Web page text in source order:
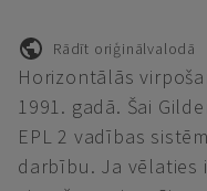
Rādīt oriģinālvalodā
Horizontālās
1991. gadā. Šai
EPL 2 vadības
darbību. Ja vēlaties